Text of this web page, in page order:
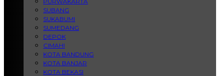
SUBANG
SUKABUMI
SUMEDANG
DEPOK
CIMAHI
KOTA BANDUNG
KOTA BANJAR
KOTA BEKASI